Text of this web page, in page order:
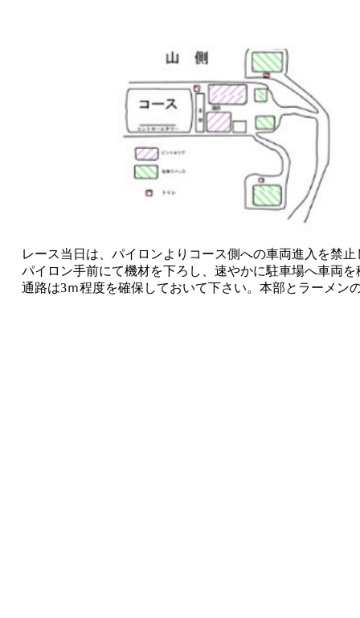
レース当日は、パイロンよりコース側への車両進入を禁止
パイロン手前にて機材を下ろし、速やかに駐車場へ車両
通路は3ｍ程度を確保しておいて下さい。本部とラーメン